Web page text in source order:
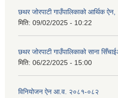
छथर जोरपाटी गाउँपालिकाको आर्थिक
मिति: 09/02/2025 - 10:22
छथर जोरपाटी गाउँपालिकाको साना
मिति: 06/22/2025 - 15:00
विनियोजन ऐन आ.व. २०८१-०८२